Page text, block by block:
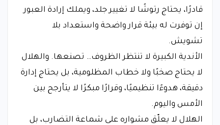
قادرًا، يحتاج رتوشًا لا تغيير جلد، ويملك إرادة العبور
إن توفرت له بيئة قرار واضحة واستعداد بلا
تشويش.
الأندية الكبيرة لا تنتظر الظروف… تصنعها. والهلال
لا يحتاج صخبًا ولا خطاب المظلومية، بل يحتاج إدارة
دقيقة، هدوءًا تنظيميًا، وقرارًا مبكرًا لا يتأرجح بين
الأمس واليوم.
الهلال لا يعلّق مشواره على شماعة التضارب، بل